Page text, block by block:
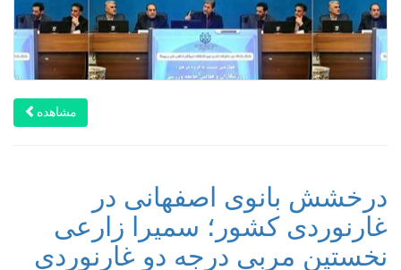
مشاهده
درخشش بانوی اصفهانی در
غارنوردی کشور؛ سمیرا زارعی
نخستین مربی درجه‌ دو غارنوردی